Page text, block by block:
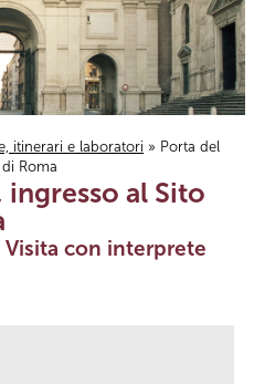
itinerari e laboratori » Porta del
Roma
al Sito
Visita con interprete